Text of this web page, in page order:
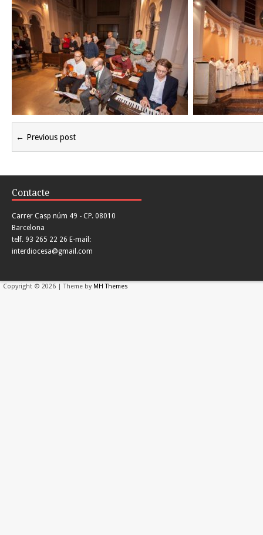
← Previous post
Contacte
Carrer Casp núm 49 - CP. 08010
Barcelona
telf. 93 265 22 26 E-mail:
interdiocesa@gmail.com
Copyright © 2026 | Theme by MH Themes